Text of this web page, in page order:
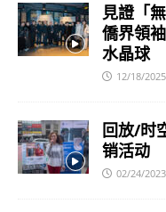
見證「
僑界領
水晶球
12/18/2025
回放/时
销活动
02/24/2023